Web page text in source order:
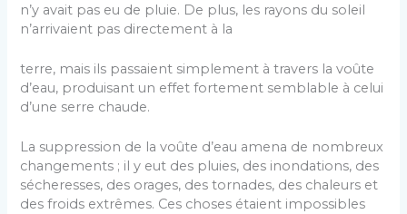
n’y avait pas eu de pluie. De plus, les rayons du soleil
n’arrivaient pas directement à la
terre, mais ils passaient simplement à travers la voûte
d’eau, produisant un effet fortement semblable à celui
d’une serre chaude.
La suppression de la voûte d’eau amena de nombreux
changements ; il y eut des pluies, des inondations, des
sécheresses, des orages, des tornades, des chaleurs et
des froids extrêmes. Ces choses étaient impossibles